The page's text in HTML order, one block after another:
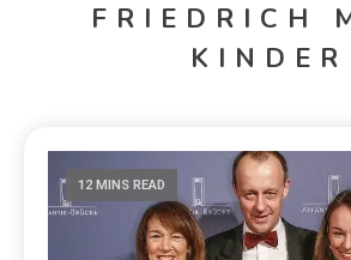
FRIEDRICH
KINDER
12 MINS READ